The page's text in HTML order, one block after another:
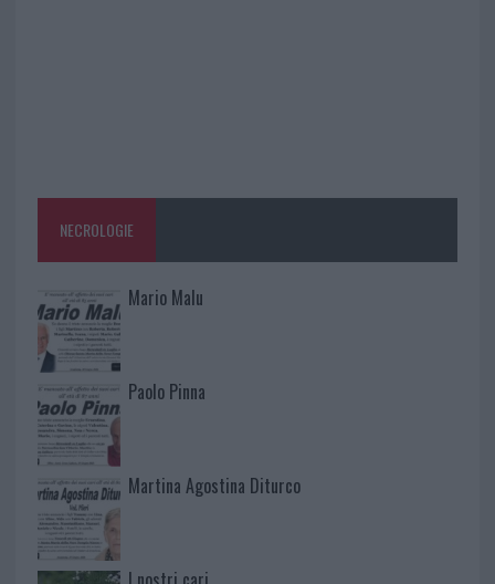
NECROLOGIE
Mario Malu
Paolo Pinna
Martina Agostina Diturco